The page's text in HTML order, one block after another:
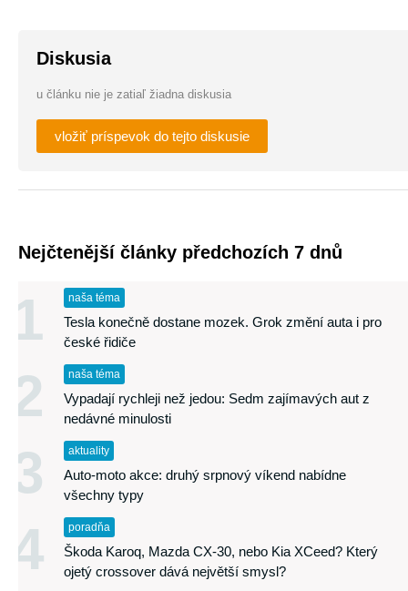
Diskusia
u článku nie je zatiaľ žiadna diskusia
vložiť príspevok do tejto diskusie
Nejčtenější články předchozích 7 dnů
1 naša téma
Tesla konečně dostane mozek. Grok změní auta i pro
české řidiče
2 naša téma
Vypadají rychleji než jedou: Sedm zajímavých aut z
nedávné minulosti
3 aktuality
Auto-moto akce: druhý srpnový víkend nabídne
všechny typy
4 poradňa
Škoda Karoq, Mazda CX-30, nebo Kia XCeed? Který
ojetý crossover dává největší smysl?